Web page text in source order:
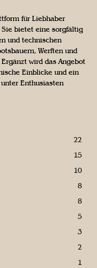
für Liebhaber
bietet eine sorgfältig
und technischen
Werften und
wird das Angebot
Einblicke und ein
Enthusiasten
22
15
10
8
8
5
3
2
1